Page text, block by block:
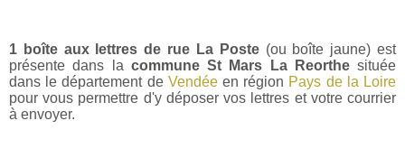
1 boîte aux lettres de rue La Poste(ou boîte jaune) est
présente dans la commune St Mars La Reorthesituée
dans le département de Vendéeen région Pays de la Loire
pour vous permettre d'y déposer vos lettres et votre courrier
à envoyer.